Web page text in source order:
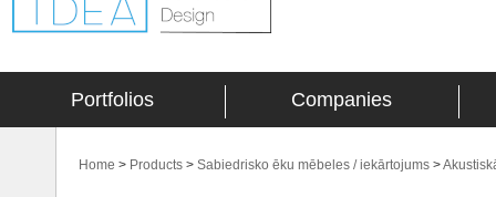
Portfolios Companies
Home > Products > Sabiedrisko ēku mēbeles / iekārtojums >